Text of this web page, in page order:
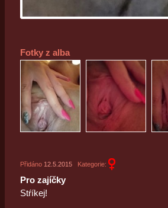
Fotky z alba
Přidáno 12.5.2015 Kategorie:
Pro zajíčky
Stŕíkej!